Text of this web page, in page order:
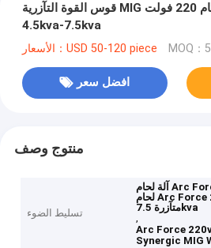
قوس القوة التآزرية MIG لحام 220 فولت co2 آلة لحام
4.5kva-7.5kva
الأسعار：USD 50-120 piece
افضل سعر
منتوج وصف
تسليط الضوء
آلة لحام Arc Force Synergic MIG ، آلة
لحام Arc Force 220v Co2 ، آلة لحام MIG
متآزرة 7.5kva
,
Arc Force
Synergic MIG